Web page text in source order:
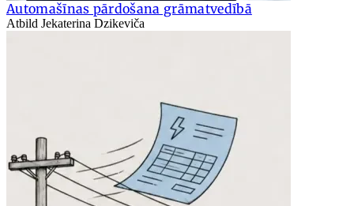
Automašīnas pārdošana grāmatvedībā
Atbild Jekaterina Dzikeviča